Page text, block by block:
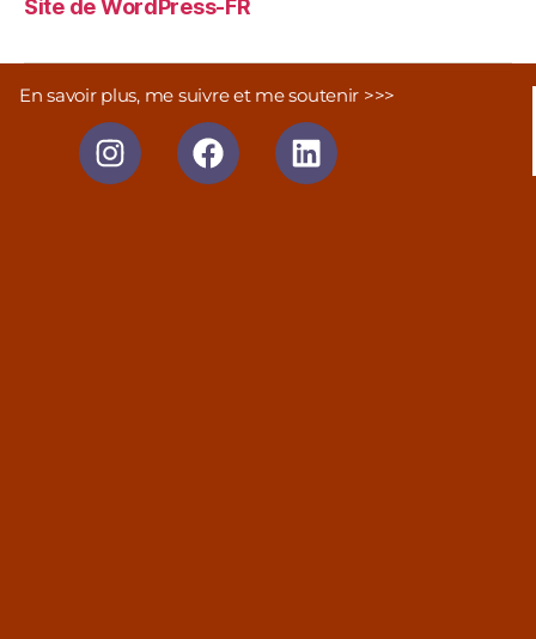
Site de WordPress-FR
En savoir plus, me suivre et me soutenir >>>